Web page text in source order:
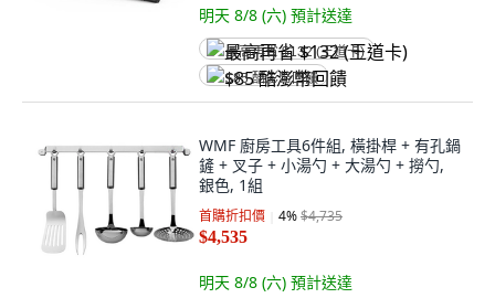
明天 8/8 (六) 預計送達
最高再省 $132 (王道卡)
$85 酷澎幣回饋
WMF 廚房工具6件組, 橫掛桿 + 有孔鍋
鏟 + 叉子 + 小湯勺 + 大湯勺 + 撈勺,
銀色, 1組
首購折扣價 4%$4,735
$4,535
明天 8/8 (六) 預計送達